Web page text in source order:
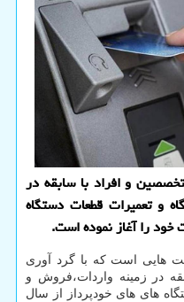
و افراد با سابقه در
و تعمیرات قطعات دستگاه
هایی است که با گرد آوری
در زمینه واردات،فروش و
های های خودپرداز از سال